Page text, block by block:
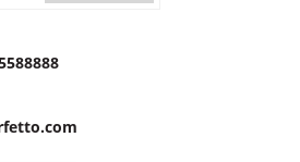
sonra aldığım kahveler bir harika.Aylık 2 kg
çok özenli bir şekilde paketlenip gönderiliyor.